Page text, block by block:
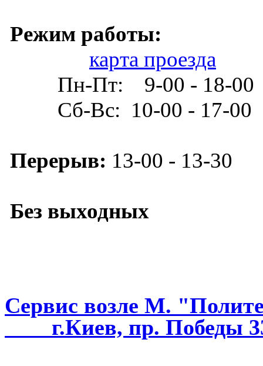
Режим
карта проезда
Пн-Пт: 9-00 - 18-00
Сб-Вс: 10-00 - 17-00
Перерыв: 13-00 - 13-30
Без выходных
Сервис возле М.
г.Киев, пр. Победы